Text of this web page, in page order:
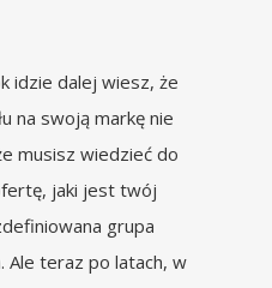
idzie dalej wiesz, że
na swoją markę nie
musisz wiedzieć do
jaki jest twój
grupa
teraz po latach, w